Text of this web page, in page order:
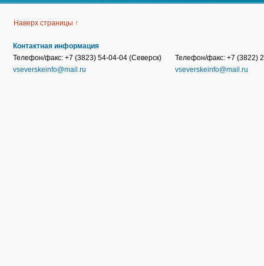
Наверх страницы ↑
Контактная информация
Телефон/факс: +7 (3823) 54-04-04 (Северск)
vseverskeinfo@mail.ru
Телефон/факс: +7 (3822)
vseverskeinfo@mail.ru